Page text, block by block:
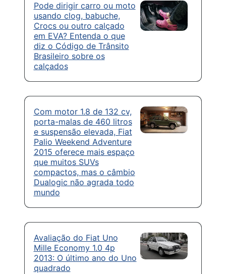
Pode dirigir carro ou moto
usando clog, babuche,
Crocs ou outro calçado
em EVA? Entenda o que
diz o Código de Trânsito
Brasileiro sobre os
calçados
Com motor 1.8 de 132 cv,
porta-malas de 460 litros
e suspensão elevada, Fiat
Palio Weekend Adventure
2015 oferece mais espaço
que muitos SUVs
compactos, mas o câmbio
Dualogic não agrada todo
mundo
Avaliação do Fiat Uno
Mille Economy 1.0 4p
2013: O último ano do Uno
quadrado